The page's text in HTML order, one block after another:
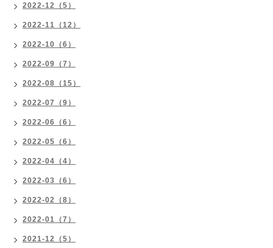
2022-12（5）
2022-11（12）
2022-10（6）
2022-09（7）
2022-08（15）
2022-07（9）
2022-06（6）
2022-05（6）
2022-04（4）
2022-03（6）
2022-02（8）
2022-01（7）
2021-12（5）